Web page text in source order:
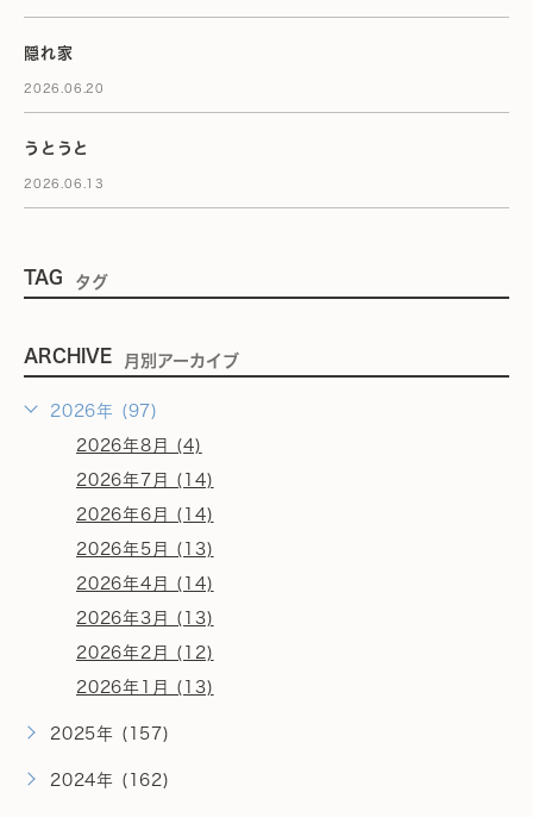
隠れ家
2026.06.20
うとうと
2026.06.13
TAG タグ
ARCHIVE 月別アーカイブ
2026年 (97)
2026年8月 (4)
2026年7月 (14)
2026年6月 (14)
2026年5月 (13)
2026年4月 (14)
2026年3月 (13)
2026年2月 (12)
2026年1月 (13)
2025年 (157)
2024年 (162)